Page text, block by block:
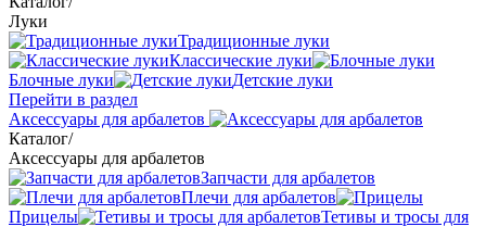
Луки
Традиционные луки
Классические луки
Блочные луки
Детские луки
Перейти в раздел
Аксессуары для арбалетов
Каталог/
Аксессуары для арбалетов
Запчасти для арбалетов
Плечи для арбалетов
Прицелы
Тетивы и тросы для